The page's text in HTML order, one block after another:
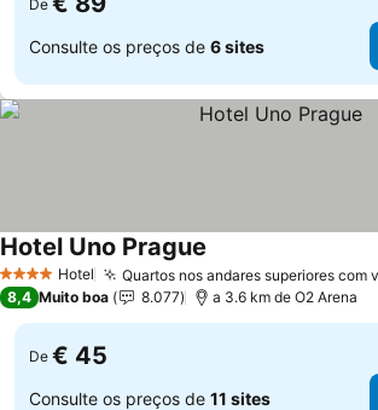
De
Consulte os preços de 6 sites
4 EstrelasHotel Quartos nos andares superiores com
Hotel Uno Prague
8,4 Muito boa 8.077 a 3.6 km de O2 Arena
De € 45
Consulte os preços de 11 sites